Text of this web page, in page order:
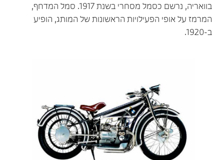
בוואריה, נרשם כסמל מסחרי בשנת 1917. סמל המדחף,
המרמז על אופי הפעילויות הראשונות של המותג, הופיע
ב-1920.